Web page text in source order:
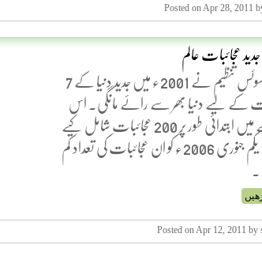
Posted on Apr 28, 2011
عجائبات عالم
ایک سوئس تنظیم نے 2001ء میں جدید دنیا کے 7
کے لیے دنیا بھر سے رائے مانگی۔ اس
مقابلے میں ابتدائی طور پر 200 عجائبات شامل کیے
گئے۔ یکم جنوری 2006ء کو ان عجائبات کی تعداد کم
Posted on Apr 12, 2011 by